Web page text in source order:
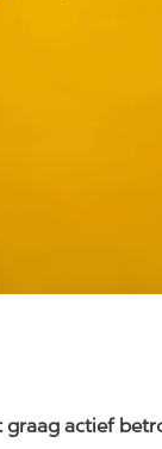
actief